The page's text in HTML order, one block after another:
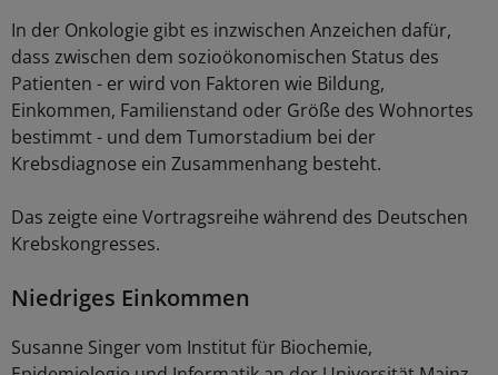
In der Onkologie gibt es inzwischen Anzeichen dafür,
dass zwischen dem sozioökonomischen Status des
Patienten - er wird von Faktoren wie Bildung,
Einkommen, Familienstand oder Größe des Wohnortes
bestimmt - und dem Tumorstadium bei der
Krebsdiagnose ein Zusammenhang besteht.
Das zeigte eine Vortragsreihe während des Deutschen
Krebskongresses.
Niedriges Einkommen
Susanne Singer vom Institut für Biochemie,